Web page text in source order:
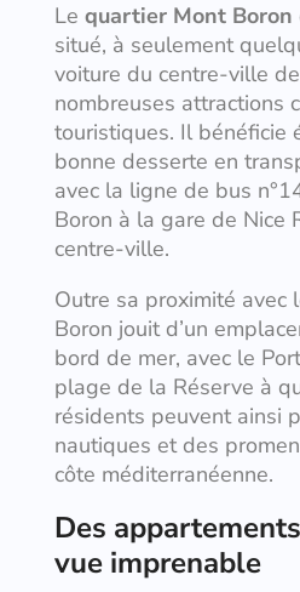
Le quartier Mont Boron
situé, à seulement
voiture du centre-ville
nombreuses attractions
touristiques. Il bénéficie
bonne desserte en
avec la ligne de bus
Boron à la gare de Nice
centre-ville.
Outre sa proximité avec
Boron jouit d’un
bord de mer, avec le
plage de la Réserve à
résidents peuvent ainsi
nautiques et des
côte méditerranéenne.
Des
vue imprenable